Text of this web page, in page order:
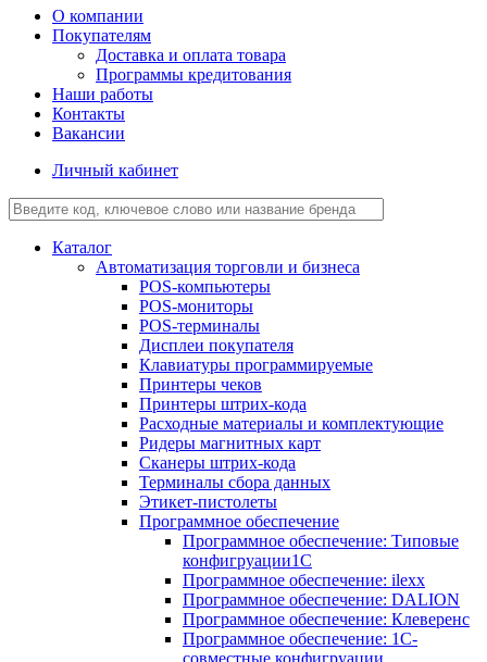
О компании
Покупателям
Доставка и оплата товара
Программы кредитования
Наши работы
Контакты
Вакансии
Личный кабинет
Каталог
Автоматизация торговли и бизнеса
POS-компьютеры
POS-мониторы
POS-терминалы
Дисплеи покупателя
Клавиатуры программируемые
Принтеры чеков
Принтеры штрих-кода
Расходные материалы и комплектующие
Ридеры магнитных карт
Сканеры штрих-кода
Терминалы сбора данных
Этикет-пистолеты
Программное обеспечение
Программное обеспечение: Типовые
конфигруации1С
Программное обеспечение: ilexx
Программное обеспечение: DALION
Программное обеспечение: Клеверенс
Программное обеспечение: 1С-
совместные конфигруации